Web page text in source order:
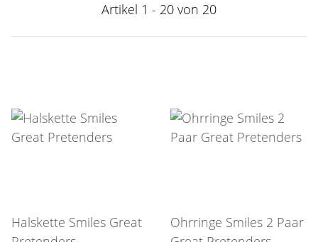
Artikel 1 - 20 von 20
Halskette Smiles Great
Ohrringe Smiles 2 Paar